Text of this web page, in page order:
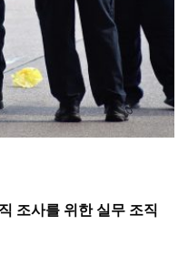
조사를 위한 실무 조직